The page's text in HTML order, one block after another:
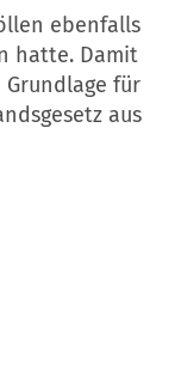
ebenfalls
hatte. Damit
für
aus